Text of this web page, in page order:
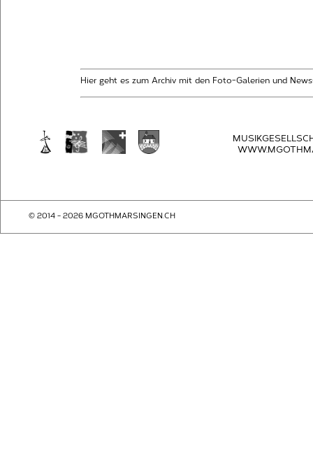
Hier geht es zum Archiv mit den Foto-Galerien und
© 2014 - 2026 MGOTHMARSINGEN.CH